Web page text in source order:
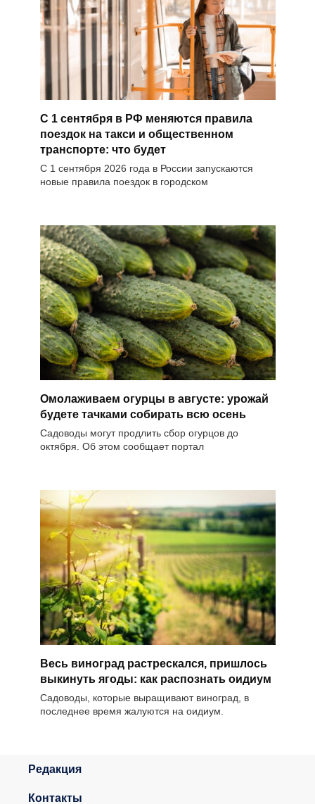
С 1 сентября в РФ меняются правила
поездок на такси и общественном
транспорте: что будет
С 1 сентября 2026 года в России запускаются
новые правила поездок в городском
Омолаживаем огурцы в августе: урожай
будете тачками собирать всю осень
Садоводы могут продлить сбор огурцов до
октября. Об этом сообщает портал
Весь виноград растрескался, пришлось
выкинуть ягоды: как распознать оидиум
Садоводы, которые выращивают виноград, в
последнее время жалуются на оидиум.
Редакция
Контакты